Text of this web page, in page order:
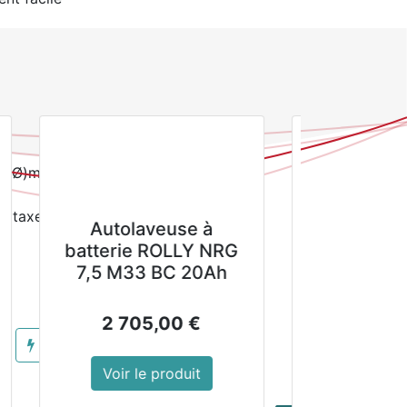
taxe inclue
Destructeur de
mousses et lichens
sur les murs, façades
43,89€
Voir le produit